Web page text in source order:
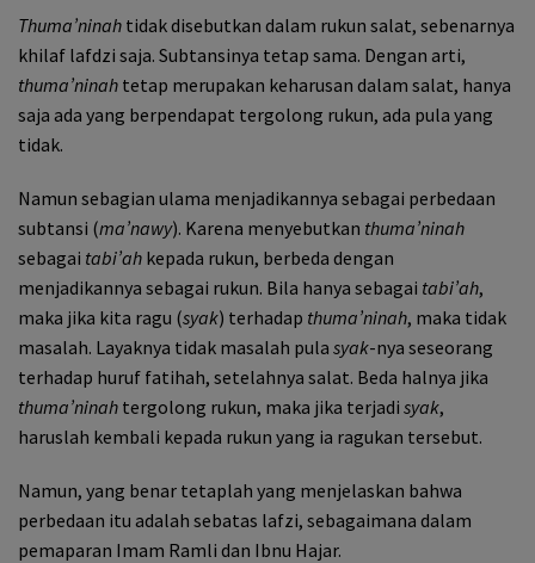
Thuma’ninah tidak disebutkan dalam rukun salat, sebenarnya
khilaf lafdzi saja. Subtansinya tetap sama. Dengan arti,
thuma’ninah tetap merupakan keharusan dalam salat, hanya
saja ada yang berpendapat tergolong rukun, ada pula yang
tidak.
Namun sebagian ulama menjadikannya sebagai perbedaan
subtansi (ma’nawy). Karena menyebutkan thuma’ninah
sebagai tabi’ah kepada rukun, berbeda dengan
menjadikannya sebagai rukun. Bila hanya sebagai tabi’ah,
maka jika kita ragu (syak) terhadap thuma’ninah, maka tidak
masalah. Layaknya tidak masalah pula syak-nya seseorang
terhadap huruf fatihah, setelahnya salat. Beda halnya jika
thuma’ninah tergolong rukun, maka jika terjadi syak,
haruslah kembali kepada rukun yang ia ragukan tersebut.
Namun, yang benar tetaplah yang menjelaskan bahwa
perbedaan itu adalah sebatas lafzi, sebagaimana dalam
pemaparan Imam Ramli dan Ibnu Hajar.